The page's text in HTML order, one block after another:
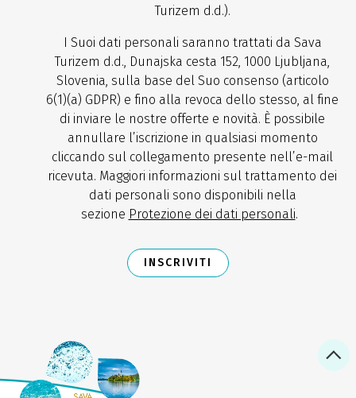
Turizem d.d.).
I Suoi dati personali saranno trattati da Sava
Turizem d.d., Dunajska cesta 152, 1000 Ljubljana,
Slovenia, sulla base del Suo consenso (articolo
6(1)(a) GDPR) e fino alla revoca dello stesso, al fine
di inviare le nostre offerte e novità. È possibile
annullare l’iscrizione in qualsiasi momento
cliccando sul collegamento presente nell’e-mail
ricevuta. Maggiori informazioni sul trattamento dei
dati personali sono disponibili nella
sezione Protezione dei dati personali.
INSCRIVITI